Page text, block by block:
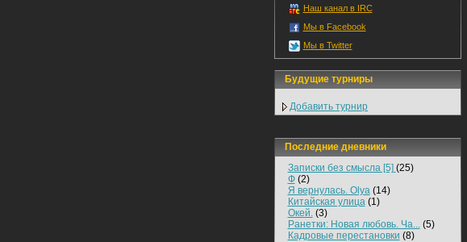
Наш канал в IRC
Мы в Facebook
Мы в Twitter
Будущие турниры
Добавить турнир
Последние дневники
Записки без смысла [5] (25)
Ф(2)
Я вернулась. Olya(14)
Китайская улица(1)
Окей.(3)
Ранетки: Новая любовь. Ча...(5)
Кадровые перестановки (8)